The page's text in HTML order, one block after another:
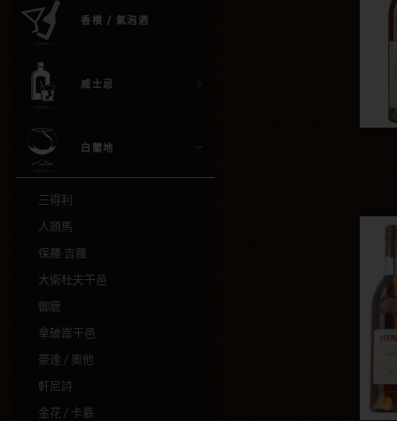
香檳 / 氣泡酒
威士忌
白蘭地
三得利
人頭馬
保羅·吉羅
大衛杜夫干邑
御鹿
拿破崙干邑
豪達 / 奧他
軒尼詩
金花 / 卡慕